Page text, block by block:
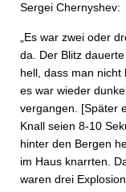
Sergei Chernyshev:
„Es war zwei oder
da. Der Blitz
hell, dass man
es war wieder
vergangen. [Später
Knall seien 8-10
hinter den Bergen
im Haus knarrten.
waren drei